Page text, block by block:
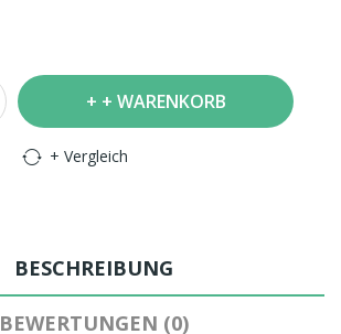
+ WARENKORB
+ Vergleich
BESCHREIBUNG
BEWERTUNGEN (0)